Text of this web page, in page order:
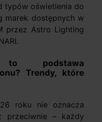
typów oświetlenia do
marek dostępnych w
przez Astro Lighting
podstawa
Trendy, które
roku nie oznacza
przeciwnie – każdy